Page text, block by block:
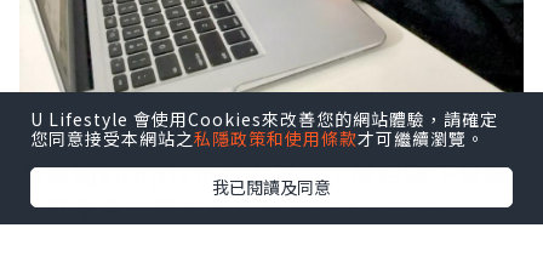
有食開supplement 嘅我，開始睇下有咩
護肝產品，朋友就介紹我去Gogoherbs。
U Lifestyle 會使用Cookies來改善您的網站體驗，請確定
您同意接受本網站之私隱政策和使用條款才可繼續瀏覽。
我已閱讀及同意